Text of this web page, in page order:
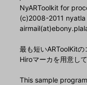
NyARToolkit for
(c)2008-2011 nyatla
最も短いARToolKitの
Hiroマーカを用意して
This sample